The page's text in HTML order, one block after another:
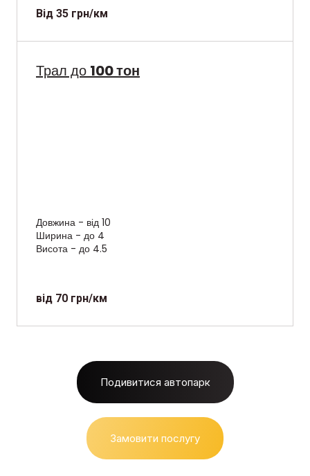
Від 35 грн/км
Трал до 100 тон
Довжина - від 10
Ширина - до 4
Висота - до 4.5
від 70 грн/км
Подивитися автопарк
Замовити послугу